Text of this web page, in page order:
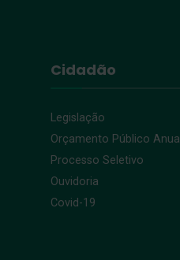
Cidadão
Legislação
Orçamento Público Anual
Processo Seletivo
Ouvidoria
Covid-19